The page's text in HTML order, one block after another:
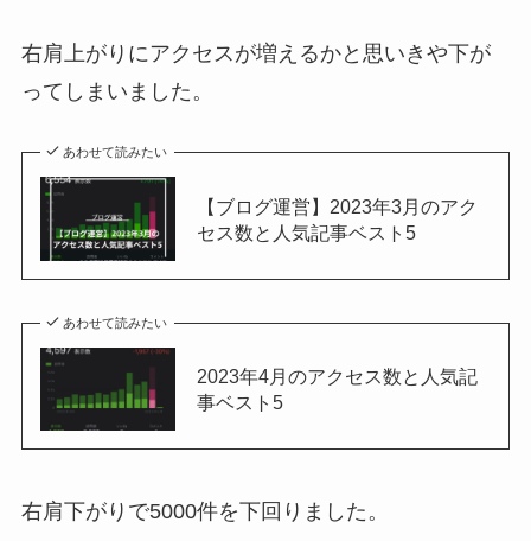
右肩上がりにアクセスが増えるかと思いきや下が
ってしまいました。
あわせて読みたい
【ブログ運営】2023年3月のアク
セス数と人気記事ベスト5
あわせて読みたい
2023年4月のアクセス数と人気記
事ベスト5
右肩下がりで5000件を下回りました。